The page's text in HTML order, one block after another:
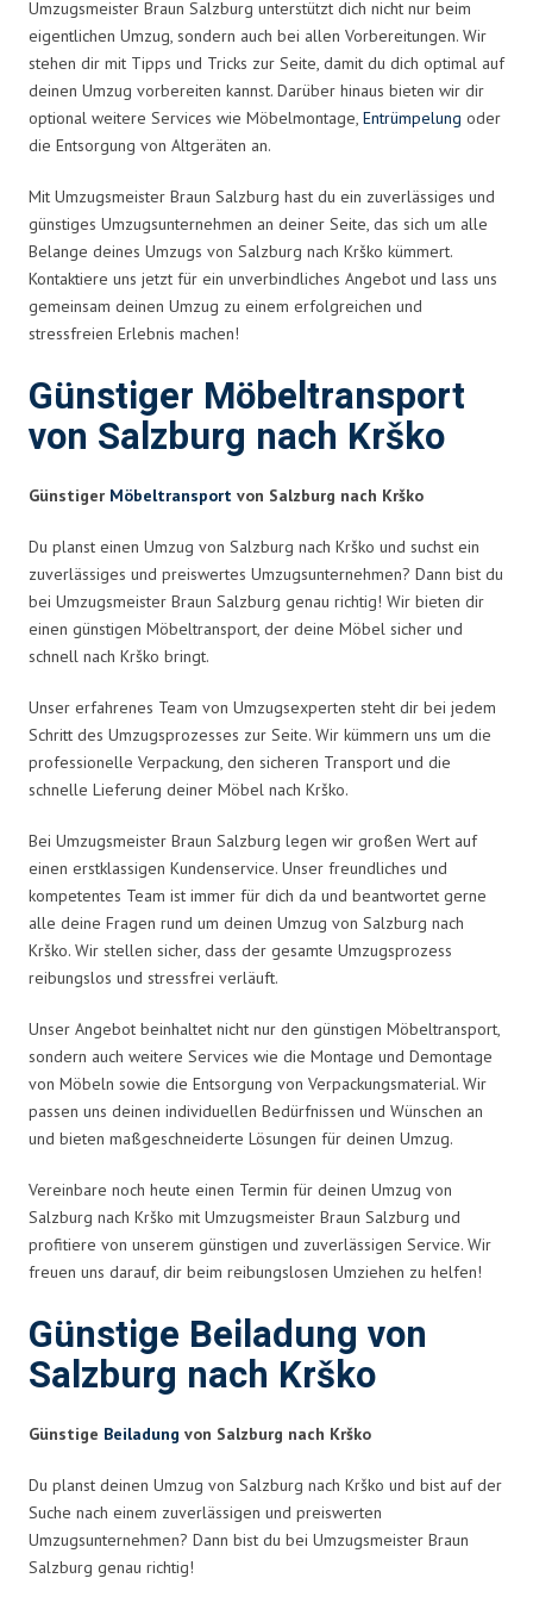
Umzugsmeister Braun Salzburg unterstützt dich nicht nur beim
eigentlichen Umzug, sondern auch bei allen Vorbereitungen. Wir
stehen dir mit Tipps und Tricks zur Seite, damit du dich optimal auf
deinen Umzug vorbereiten kannst. Darüber hinaus bieten wir dir
optional weitere Services wie Möbelmontage, Entrümpelung oder
die Entsorgung von Altgeräten an.
Mit Umzugsmeister Braun Salzburg hast du ein zuverlässiges und
günstiges Umzugsunternehmen an deiner Seite, das sich um alle
Belange deines Umzugs von Salzburg nach Krško kümmert.
Kontaktiere uns jetzt für ein unverbindliches Angebot und lass uns
gemeinsam deinen Umzug zu einem erfolgreichen und
stressfreien Erlebnis machen!
Günstiger Möbeltransport
von Salzburg nach Krško
Günstiger Möbeltransport von Salzburg nach Krško
Du planst einen Umzug von Salzburg nach Krško und suchst ein
zuverlässiges und preiswertes Umzugsunternehmen? Dann bist du
bei Umzugsmeister Braun Salzburg genau richtig! Wir bieten dir
einen günstigen Möbeltransport, der deine Möbel sicher und
schnell nach Krško bringt.
Unser erfahrenes Team von Umzugsexperten steht dir bei jedem
Schritt des Umzugsprozesses zur Seite. Wir kümmern uns um die
professionelle Verpackung, den sicheren Transport und die
schnelle Lieferung deiner Möbel nach Krško.
Bei Umzugsmeister Braun Salzburg legen wir großen Wert auf
einen erstklassigen Kundenservice. Unser freundliches und
kompetentes Team ist immer für dich da und beantwortet gerne
alle deine Fragen rund um deinen Umzug von Salzburg nach
Krško. Wir stellen sicher, dass der gesamte Umzugsprozess
reibungslos und stressfrei verläuft.
Unser Angebot beinhaltet nicht nur den günstigen Möbeltransport,
sondern auch weitere Services wie die Montage und Demontage
von Möbeln sowie die Entsorgung von Verpackungsmaterial. Wir
passen uns deinen individuellen Bedürfnissen und Wünschen an
und bieten maßgeschneiderte Lösungen für deinen Umzug.
Vereinbare noch heute einen Termin für deinen Umzug von
Salzburg nach Krško mit Umzugsmeister Braun Salzburg und
profitiere von unserem günstigen und zuverlässigen Service. Wir
freuen uns darauf, dir beim reibungslosen Umziehen zu helfen!
Günstige Beiladung von
Salzburg nach Krško
Günstige Beiladung von Salzburg nach Krško
Du planst deinen Umzug von Salzburg nach Krško und bist auf der
Suche nach einem zuverlässigen und preiswerten
Umzugsunternehmen? Dann bist du bei Umzugsmeister Braun
Salzburg genau richtig!